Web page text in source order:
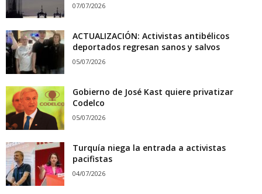
07/07/2026
ACTUALIZACIÓN: Activistas antibélicos
deportados regresan sanos y salvos
05/07/2026
Gobierno de José Kast quiere privatizar
Codelco
05/07/2026
Turquía niega la entrada a activistas
pacifistas
04/07/2026